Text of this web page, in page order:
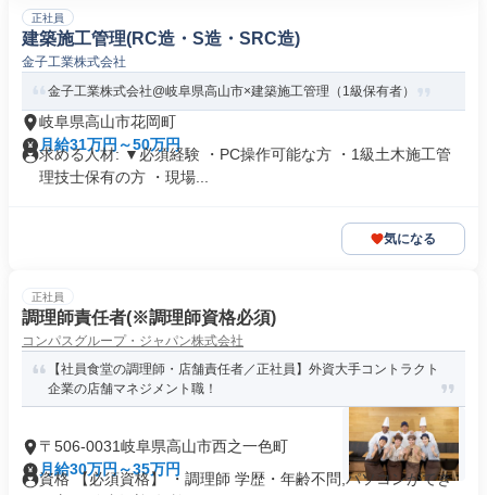
正社員
建築施工管理(RC造・S造・SRC造)
金子工業株式会社
金子工業株式会社@岐阜県高山市×建築施工管理（1級保有者）
岐阜県高山市花岡町
月給31万円～50万円
求める人材: ▼必須経験 ・PC操作可能な方 ・1級土木施工管
理技士保有の方 ・現場...
気になる
正社員
調理師責任者(※調理師資格必須)
コンパスグループ・ジャパン株式会社
【社員食堂の調理師・店舗責任者／正社員】外資大手コントラクト
企業の店舗マネジメント職！
〒506-0031岐阜県高山市西之一色町
月給30万円～35万円
資格 【必須資格】 ・調理師 学歴・年齢不問,パソコンができ